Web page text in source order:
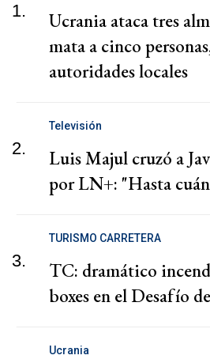
1.
Ucrania ataca tres
mata a cinco
autoridades locales
2.
Televisión
Luis Majul cruzó a
por LN+: "Hasta
3.
TURISMO CARRETERA
TC: dramático
boxes en el Desafío
Ucrania